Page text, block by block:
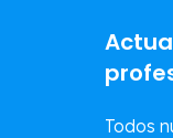
Todos